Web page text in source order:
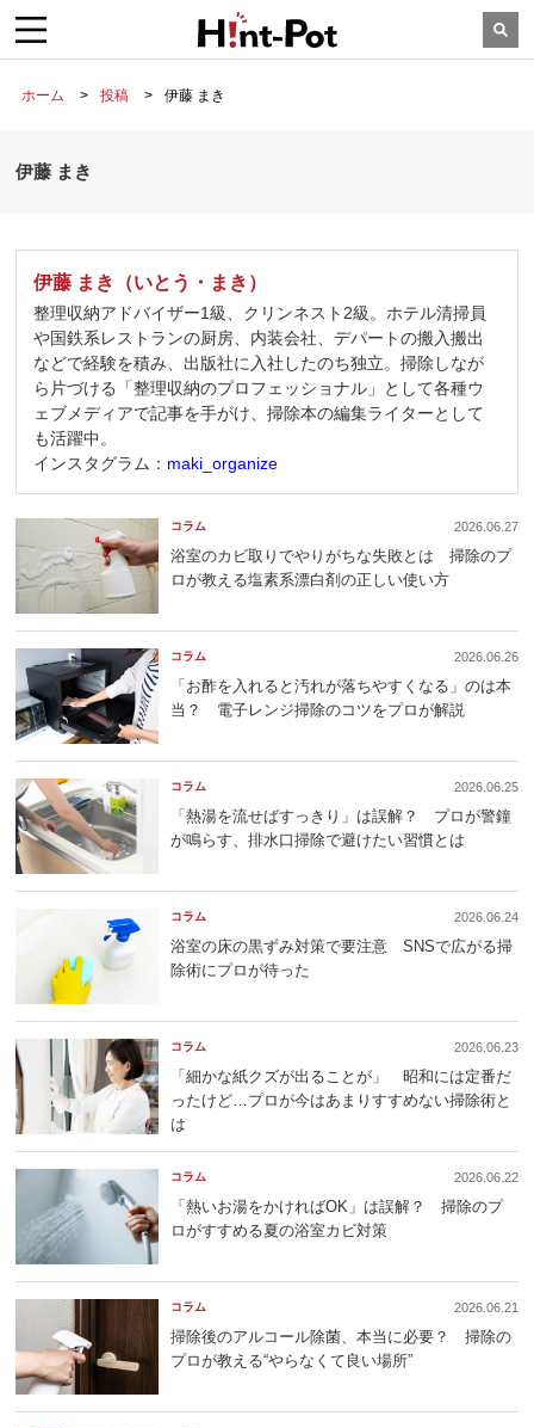
ホーム 投稿 伊藤 まき
伊藤 まき
伊藤 まき（いとう・まき）
整理収納アドバイザー1級、クリンネスト2級。ホテル清掃員
や国鉄系レストランの厨房、内装会社、デパートの搬入搬出
などで経験を積み、出版社に入社したのち独立。掃除しなが
ら片づける「整理収納のプロフェッショナル」として各種ウ
ェブメディアで記事を手がけ、掃除本の編集ライターとして
も活躍中。
インスタグラム： maki_organize
コラム 2026.06.27
浴室のカビ取りでやりがちな失敗とは 掃除のプ
ロが教える塩素系漂白剤の正しい使い方
コラム 2026.06.26
「お酢を入れると汚れが落ちやすくなる」のは本
当？ 電子レンジ掃除のコツをプロが解説
コラム 2026.06.25
「熱湯を流せばすっきり」は誤解？ プロが警鐘
が鳴らす、排水口掃除で避けたい習慣とは
コラム 2026.06.24
浴室の床の黒ずみ対策で要注意 SNSで広がる掃
除術にプロが待った
コラム 2026.06.23
「細かな紙クズが出ることが」 昭和には定番だ
ったけど…プロが今はあまりすすめない掃除術と
は
コラム 2026.06.22
「熱いお湯をかければOK」は誤解？ 掃除のプ
ロがすすめる夏の浴室カビ対策
コラム 2026.06.21
掃除後のアルコール除菌、本当に必要？ 掃除の
プロが教える“やらなくて良い場所”